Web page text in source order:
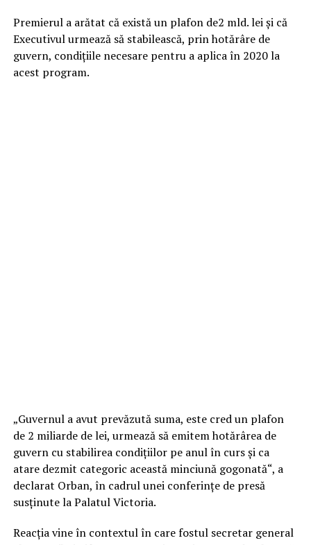
Premierul a arătat că există un plafon de2 mld. lei şi că
Executivul urmează să stabilească, prin hotărâre de
guvern, condiţiile necesare pentru a aplica în 2020 la
acest program.
„Guvernul a avut prevăzută suma, este cred un plafon
de 2 miliarde de lei, urmează să emitem hotărârea de
guvern cu stabilirea condiţiilor pe anul în curs şi ca
atare dezmit categoric această minciună gogonată“, a
declarat Orban, în cadrul unei conferinţe de presă
susţinute la Palatul Victoria.
Reacţia vine în contextul în care fostul secretar general